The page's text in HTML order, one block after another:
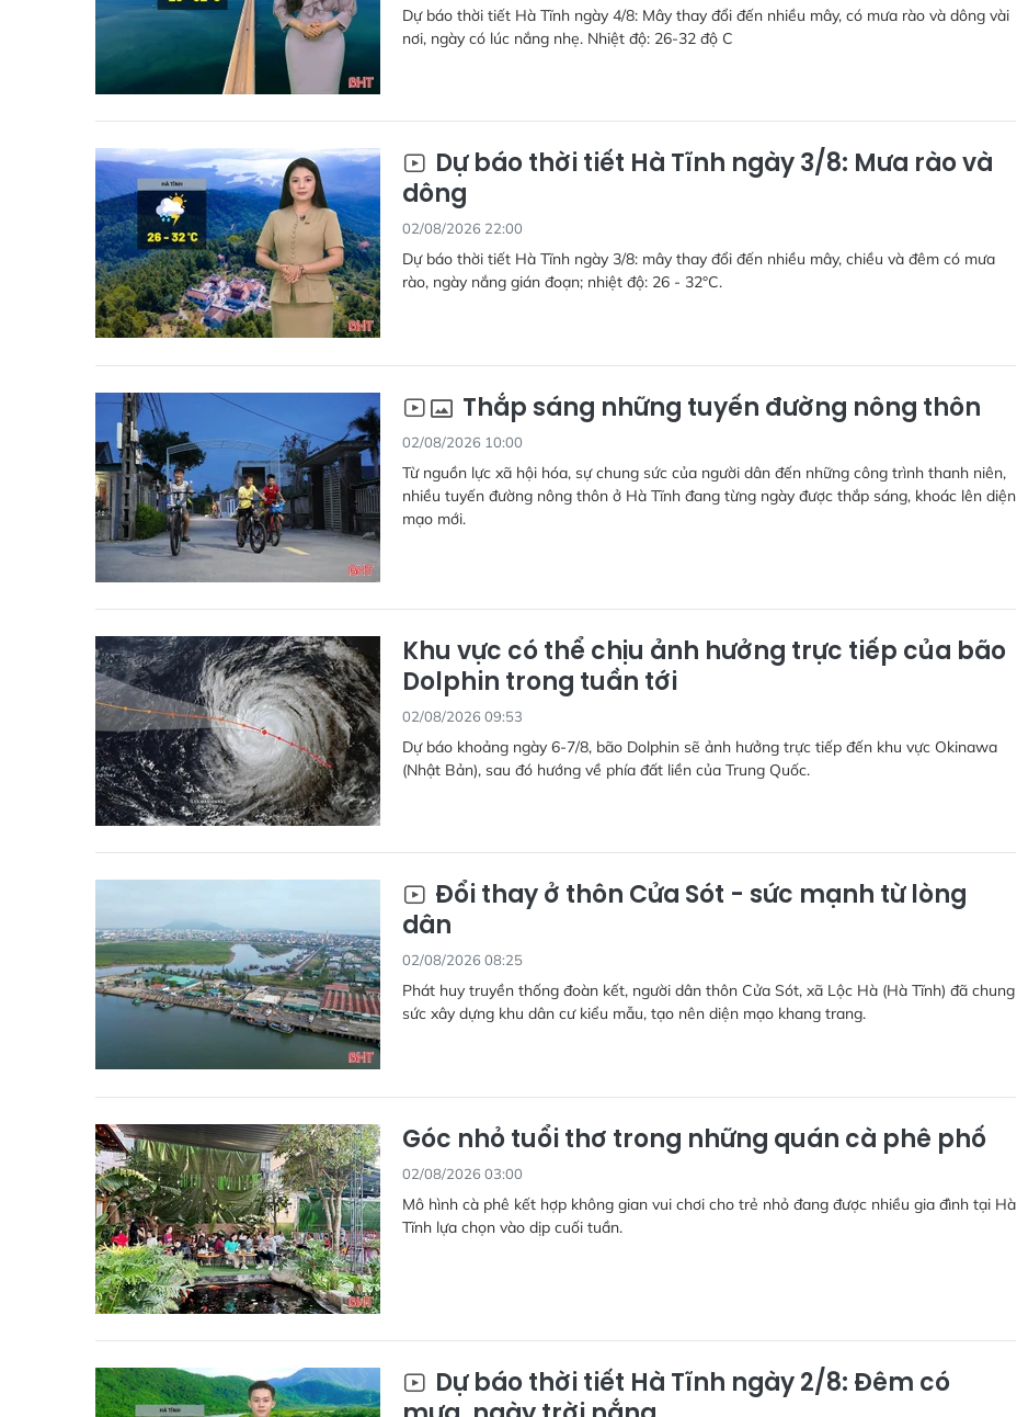
Dự báo thời tiết Hà Tĩnh ngày 4/8: Mây thay đổi đến nhiều mây, có mưa rào và dông vài
nơi, ngày có lúc nắng nhẹ. Nhiệt độ: 26-32 độ C
Dự báo thời tiết Hà Tĩnh ngày 3/8: Mưa rào và
dông
02/08/2026 22:00
Dự báo thời tiết Hà Tĩnh ngày 3/8: mây thay đổi đến nhiều mây, chiều và đêm có mưa
rào, ngày nắng gián đoạn; nhiệt độ: 26 - 32°C.
Thắp sáng những tuyến đường nông thôn
02/08/2026 10:00
Từ nguồn lực xã hội hóa, sự chung sức của người dân đến những công trình thanh niên,
nhiều tuyến đường nông thôn ở Hà Tĩnh đang từng ngày được thắp sáng, khoác lên diện
mạo mới.
Khu vực có thể chịu ảnh hưởng trực tiếp của bão
Dolphin trong tuần tới
02/08/2026 09:53
Dự báo khoảng ngày 6-7/8, bão Dolphin sẽ ảnh hưởng trực tiếp đến khu vực Okinawa
(Nhật Bản), sau đó hướng về phía đất liền của Trung Quốc.
Đổi thay ở thôn Cửa Sót - sức mạnh từ lòng
dân
02/08/2026 08:25
Phát huy truyền thống đoàn kết, người dân thôn Cửa Sót, xã Lộc Hà (Hà Tĩnh) đã chung
sức xây dựng khu dân cư kiểu mẫu, tạo nên diện mạo khang trang.
Góc nhỏ tuổi thơ trong những quán cà phê phố
02/08/2026 03:00
Mô hình cà phê kết hợp không gian vui chơi cho trẻ nhỏ đang được nhiều gia đình tại Hà
Tĩnh lựa chọn vào dịp cuối tuần.
Dự báo thời tiết Hà Tĩnh ngày 2/8: Đêm có